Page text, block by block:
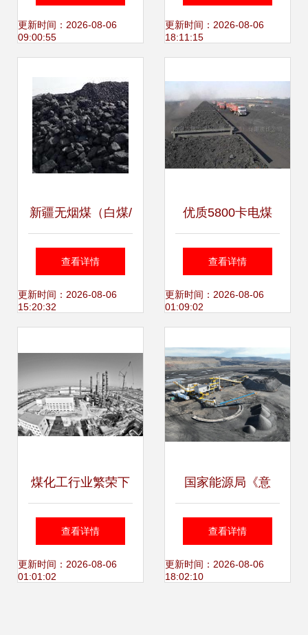
更新时间：2026-08-06
09:00:55
转型引领清洁能源
更新时间：2026-08-06
18:11:15
新疆无烟煤（白煤/
火烧煤）资源概览
与商贸机遇
查看详情
更新时间：2026-08-06
15:20:32
优质5800卡电煤
315元直销价带双
票，能源市场新选
查看详情
更新时间：2026-08-06
01:09:02
煤化工行业繁荣下
的隐忧 初级产品产
能过剩与风险潜伏
查看详情
更新时间：2026-08-06
01:01:02
国家能源局《意
见》提振行业信
心，美腾科技引领
查看详情
更新时间：2026-08-06
18:02:10